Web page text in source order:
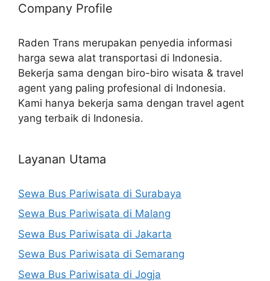
Company Profile
Raden Trans merupakan penyedia informasi
harga sewa alat transportasi di Indonesia.
Bekerja sama dengan biro-biro wisata & travel
agent yang paling profesional di Indonesia.
Kami hanya bekerja sama dengan travel agent
yang terbaik di Indonesia.
Layanan Utama
Sewa Bus Pariwisata di Surabaya
Sewa Bus Pariwisata di Malang
Sewa Bus Pariwisata di Jakarta
Sewa Bus Pariwisata di Semarang
Sewa Bus Pariwisata di Jogja